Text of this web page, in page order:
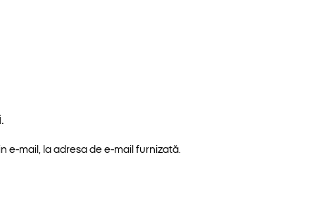
mail, la adresa de e-mail furnizată.